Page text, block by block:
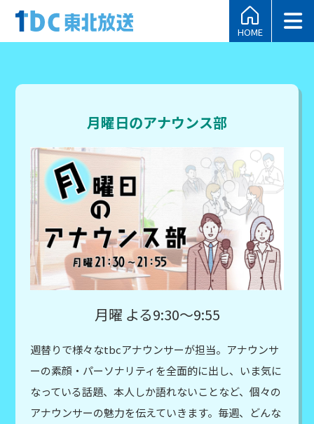
HOME
月曜日のアナウンス部
月曜 よる9:30～9:55
週替りで様々なtbcアナウンサーが担当。アナウンサ
ーの素顔・パーソナリティを全面的に出し、いま気に
なっている話題、本人しか語れないことなど、個々の
アナウンサーの魅力を伝えていきます。毎週、どんな